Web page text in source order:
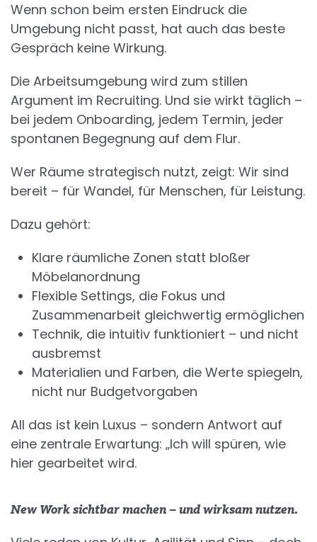
Wenn schon beim ersten Eindruck die
Umgebung nicht passt, hat auch das beste
Gespräch keine Wirkung.
Die Arbeitsumgebung wird zum stillen
Argument im Recruiting. Und sie wirkt täglich –
bei jedem Onboarding, jedem Termin, jeder
spontanen Begegnung auf dem Flur.
Wer Räume strategisch nutzt, zeigt: Wir sind
bereit – für Wandel, für Menschen, für Leistung.
Dazu gehört:
Klare räumliche Zonen statt bloßer
Möbelanordnung
Flexible Settings, die Fokus und
Zusammenarbeit gleichwertig ermöglichen
Technik, die intuitiv funktioniert – und nicht
ausbremst
Materialien und Farben, die Werte spiegeln,
nicht nur Budgetvorgaben
All das ist kein Luxus – sondern Antwort auf
eine zentrale Erwartung: „Ich will spüren, wie
hier gearbeitet wird.
New Work sichtbar machen – und wirksam nutzen.